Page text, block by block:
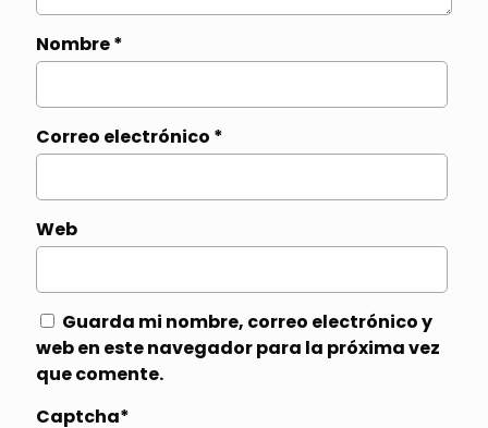
Nombre*
Correo electrónico *
Web
Guarda mi nombre, correo electrónico y
web en este navegador para la próxima vez
que comente.
Captcha*